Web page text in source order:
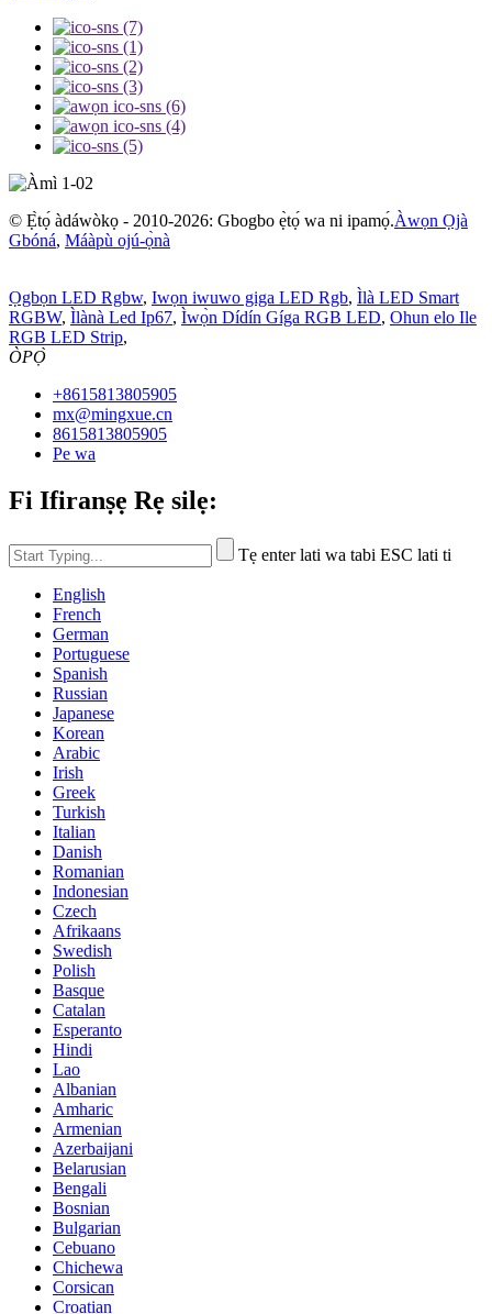
© Ẹ̀tọ́ àdáwòkọ - 2010-2026: Gbogbo ẹ̀tọ́ wa ni ipamọ́.Àwọn Ọjà
Gbóná, Máàpù ojú-ọ̀nà
Ọgbọn LED Rgbw, Iwọn iwuwo giga LED Rgb, Ìlà LED Smart
RGBW, Ìlànà Led Ip67, Ìwọ̀n Dídín Gíga RGB LED, Ohun elo Ile
RGB LED Strip,
ÒPỌ̀
+8615813805905
mx@mingxue.cn
8615813805905
Pe wa
Fi Ifiranṣẹ Rẹ silẹ:
Tẹ enter lati wa tabi ESC lati ti
English
French
German
Portuguese
Spanish
Russian
Japanese
Korean
Arabic
Irish
Greek
Turkish
Italian
Danish
Romanian
Indonesian
Czech
Afrikaans
Swedish
Polish
Basque
Catalan
Esperanto
Hindi
Lao
Albanian
Amharic
Armenian
Azerbaijani
Belarusian
Bengali
Bosnian
Bulgarian
Cebuano
Chichewa
Corsican
Croatian